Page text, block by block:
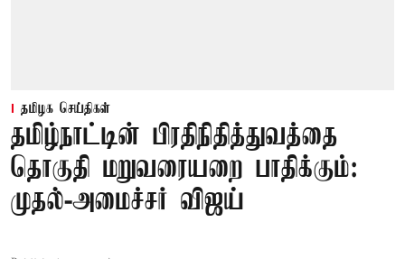
தமிழக செய்திகள்
தமிழ்நாட்டின் பிரதிநிதித்துவத்தை
தொகுதி மறுவரையறை பாதிக்கும்:
முதல்-அமைச்சர் விஜய்